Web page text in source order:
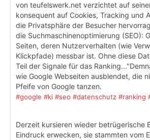
von teufelswerk.net verzichtet auf
konsequent auf Cookies, Tracking und
die Privatsphäre der Besucher
die Suchmaschinenoptimierung (SEO):
Seiten, deren Nutzerverhalten (wie
Klickpfade) messbar ist. Ohne diese
Teil der Signale für das
wie Google Webseiten ausblendet, die
Pfeife von Google tanzen.
#google #ki #seo #datenschutz #ranking
Derzeit kursieren wieder betrügerische
Eindruck erwecken, sie stammten vom